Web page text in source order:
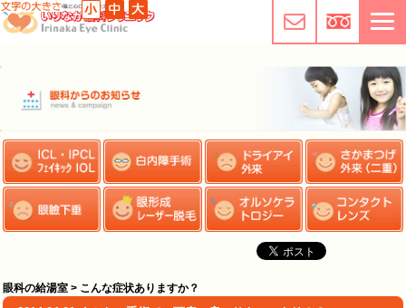
眼科の給湯室 > こんな症状ありますか？